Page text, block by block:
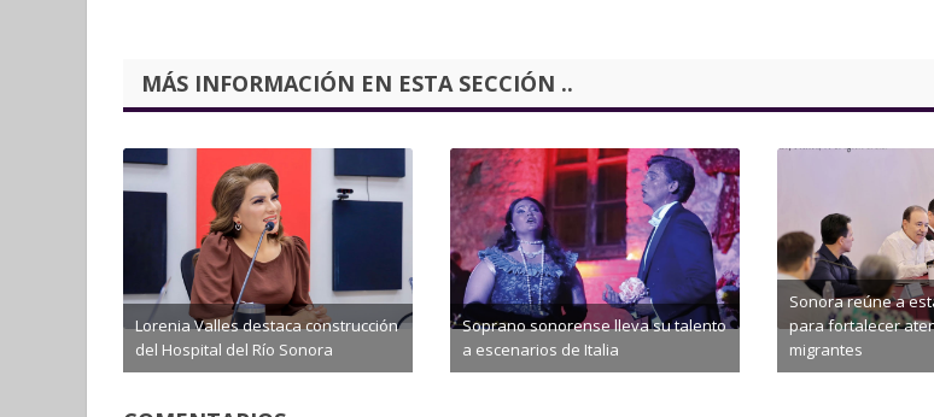
MÁS INFORMACIÓN EN ESTA SECCIÓN ..
Lorenia Valles destaca construcción
del Hospital del Río Sonora
Soprano sonorense lleva su talento
a escenarios de Italia
Sonora reúne a
para fortalecer
migrantes